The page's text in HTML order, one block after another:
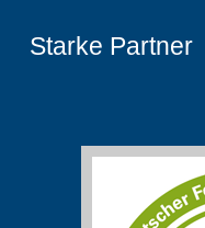
Starke Partner